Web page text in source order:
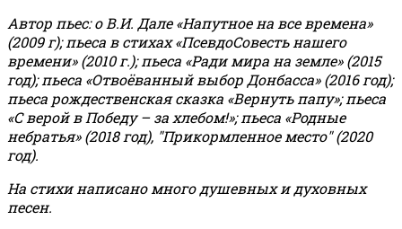
Автор пьес: о В.И. Дале «Напутное на все времена»
(2009 г); пьеса в стихах «ПсевдоСовесть нашего
времени» (2010 г.); пьеса «Ради мира на земле» (2015
год); пьеса «Отвоёванный выбор Донбасса» (2016 год);
пьеса рождественская сказка «Вернуть папу»; пьеса
«С верой в Победу – за хлебом!»;пьеса «Родные
небратья» (2018 год), "Прикормленное место" (2020
год).
На стихи написано много душевных и духовных
песен.